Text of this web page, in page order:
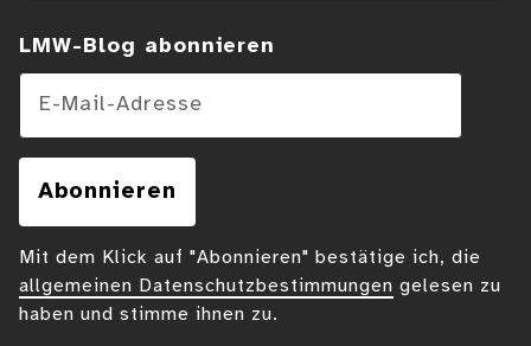
LMW-Blog abonnieren
Mit dem Klick auf "Abonnieren" bestätige ich, die
allgemeinen Datenschutzbestimmungen gelesen zu
haben und stimme ihnen zu.
E-Mail-Adresse
Abonnieren